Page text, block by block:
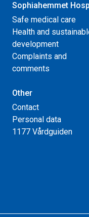
Sophiahemmet
Safe medical care
Health and
development
Complaints and
comments
Other
Contact
Personal data
1177 Vårdguiden